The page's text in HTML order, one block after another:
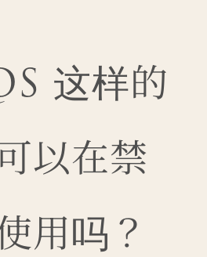
这样的
以在禁
用吗？